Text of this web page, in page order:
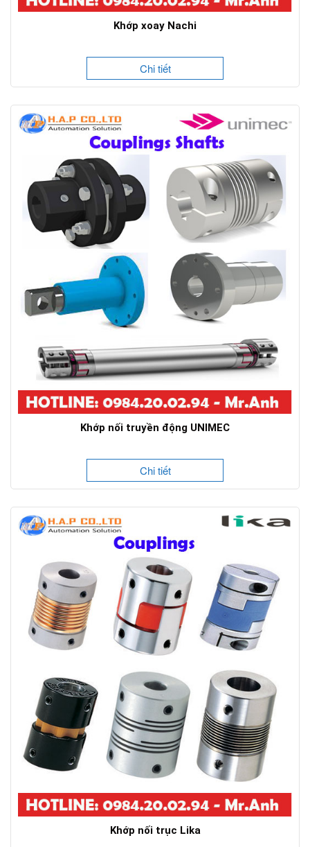
Khớp xoay Nachi
Chi tiết
Khớp nối truyền động UNIMEC
Chi tiết
Khớp nối trục Lika